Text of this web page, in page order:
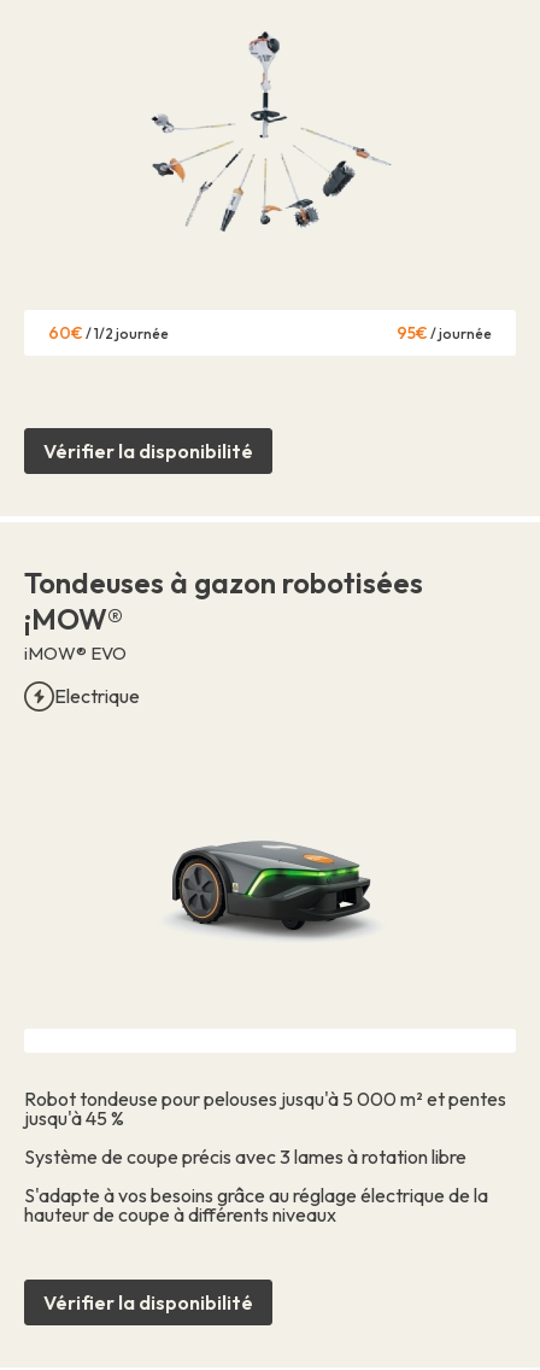
60€ / 1/2 journée 95€ / journée
Vérifier la disponibilité
Tondeuses à gazon robotisées
¡MOW®
iMOW® EVO
Electrique
Robot tondeuse pour pelouses jusqu'à 5 000 m² et pentes
jusqu'à 45 %
Système de coupe précis avec 3 lames à rotation libre
S'adapte à vos besoins grâce au réglage électrique de la
hauteur de coupe à différents niveaux
Vérifier la disponibilité